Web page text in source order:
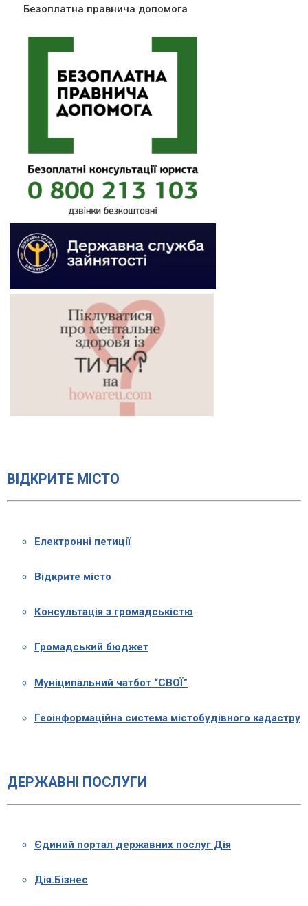
Безоплатна правнича допомога
ВІДКРИТЕ МІСТО
Електронні петиції
Відкрите місто
Консультація з громадськістю
Громадський бюджет
Муніципальний чатбот “СВОЇ”
Геоінформаційна система містобудівного кадастру
ДЕРЖАВНІ ПОСЛУГИ
Єдиний портал державних послуг Дія
Дія.Бізнес